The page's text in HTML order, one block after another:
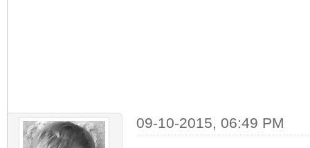
09-10-2015, 06:49 PM